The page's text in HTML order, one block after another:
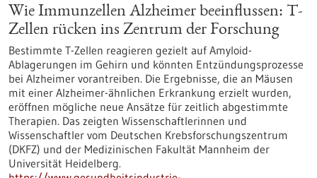
Wie Immunzellen Alzheimer beeinflussen: T-
Zellen rücken ins Zentrum der Forschung
Bestimmte T-Zellen reagieren gezielt auf Amyloid-
Ablagerungen im Gehirn und könnten Entzündungsprozesse
bei Alzheimer vorantreiben. Die Ergebnisse, die an Mäusen
mit einer Alzheimer-ähnlichen Erkrankung erzielt wurden,
eröffnen mögliche neue Ansätze für zeitlich abgestimmte
Therapien. Das zeigten Wissenschaftlerinnen und
Wissenschaftler vom Deutschen Krebsforschungszentrum
(DKFZ) und der Medizinischen Fakultät Mannheim der
Universität Heidelberg.